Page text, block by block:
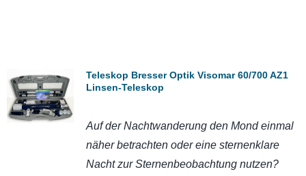
Teleskop Bresser Optik Visomar 60/700 AZ1
Linsen-Teleskop
Auf der Nachtwanderung den Mond einmal
näher betrachten oder eine sternenklare
Nacht zur Sternenbeobachtung nutzen?